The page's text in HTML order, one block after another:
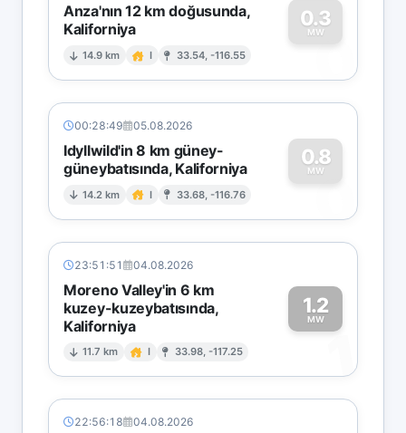
Anza'nın 12 km doğusunda,
Kaliforniya
14.9 km I 33.54, -116.55
0.3
MW
0
00:28:49 05.08.2026
Idyllwild'in 8 km güney-
güneybatısında, Kaliforniya
14.2 km I 33.68, -116.76
0.8
MW
0
23:51:51 04.08.2026
Moreno Valley'in 6 km
kuzey-kuzeybatısında,
Kaliforniya
11.7 km I 33.98, -117.25
1.2
MW
1
22:56:18 04.08.2026